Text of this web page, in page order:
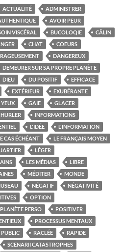
ACTUALITÉ
ADMINISTRER
AVOIR PEUR
VISCÉRAL BUCOLOQIE
CÂLIN
CHAT
COEURS
DANGEREUX
DEMEURER SUR SA PROPRE PLANÈTE
DIEU DU POSITIF
EFFICACE
EXTÉRIEUR
EXUBÉRANTE
YEUX GAIE
GLACER
HURLER
INFORMATIONS
L'IDÉE
L'INFORMATION
CAS ÉCHÉANT
LE FRANÇAIS MOYEN
LÉGER
LES MÉDIAS
LIBRE
MÉDITER
MONDE
NÉGATIF
NÉGATIVITÉ
OPTION
PERSO
POSITIVER
PROCESSUS MENTAUX
PUBLIC RACLÉE
RAPIDE
SCENARII CATASTROPHES